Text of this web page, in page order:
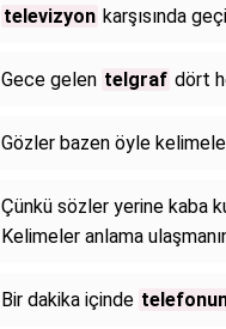
televizyon karşısında
Gece gelen telgraf dört
Gözler bazen öyle
Çünkü sözler yerine kaba
Kelimeler anlama
Bir dakika içinde